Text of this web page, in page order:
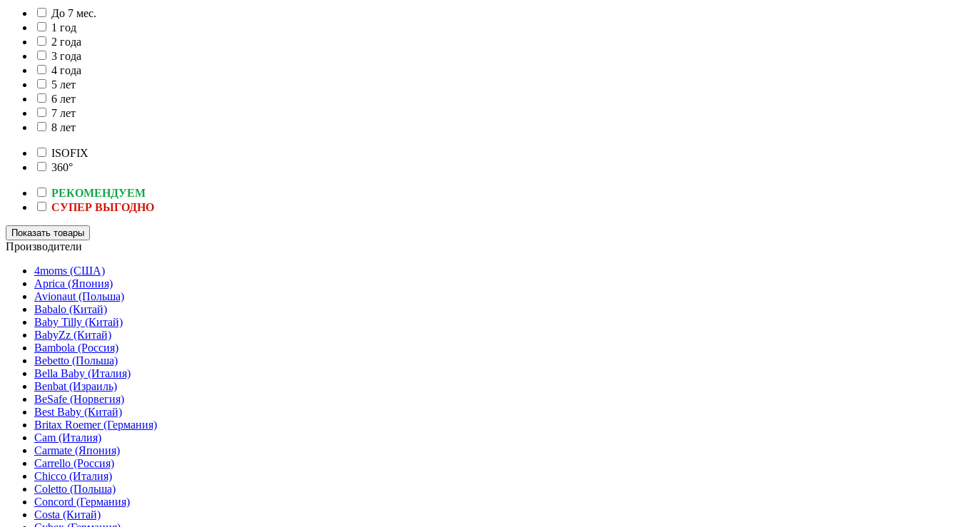
До 7 мес.
1 год
2 года
3 года
4 года
5 лет
6 лет
7 лет
8 лет
ISOFIX
360°
РЕКОМЕНДУЕМ
СУПЕР ВЫГОДНО
Производители
4moms (США)
Aprica (Япония)
Avionaut (Польша)
Babalo (Китай)
Baby Tilly (Китай)
BabyZz (Китай)
Bambola (Россия)
Bebetto (Польша)
Bella Baby (Италия)
Benbat (Израиль)
BeSafe (Норвегия)
Best Baby (Китай)
Britax Roemer (Германия)
Cam (Италия)
Carmate (Япония)
Carrello (Россия)
Chicco (Италия)
Coletto (Польша)
Concord (Германия)
Costa (Китай)